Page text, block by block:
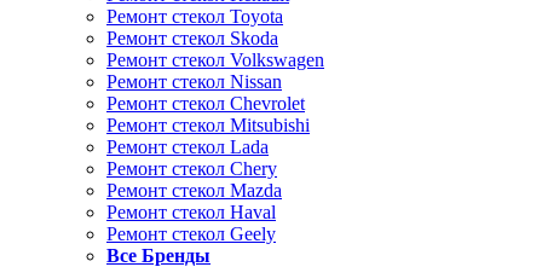
Ремонт стекол Toyota
Ремонт стекол Skoda
Ремонт стекол Volkswagen
Ремонт стекол Nissan
Ремонт стекол Chevrolet
Ремонт стекол Mitsubishi
Ремонт стекол Lada
Ремонт стекол Chery
Ремонт стекол Mazda
Ремонт стекол Haval
Ремонт стекол Geely
Все Бренды